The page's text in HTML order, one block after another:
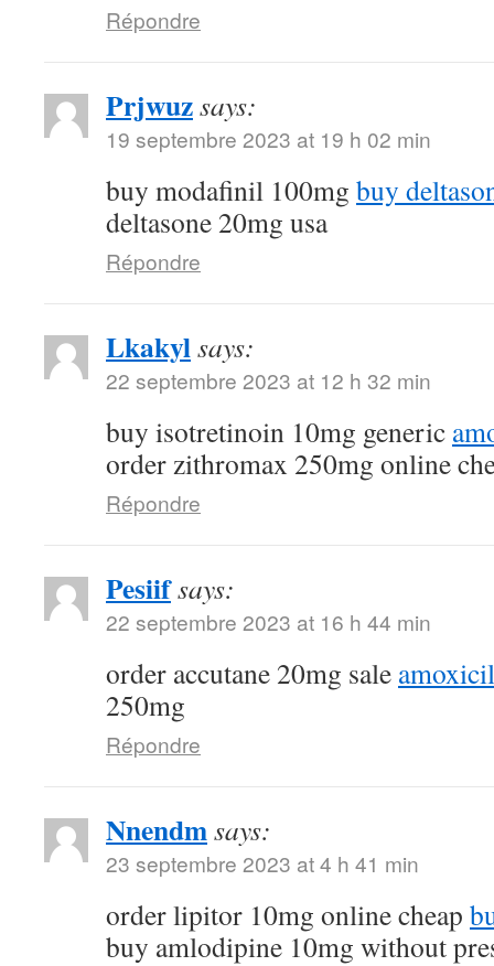
Répondre
Prjwuzsays:
19 septembre 2023 at 19 h 02 min
buy modafinil 100mg buy
deltasone 20mg usa
Répondre
Lkakylsays:
22 septembre 2023 at 12 h 32 min
buy isotretinoin 10mg generic
order zithromax 250mg online
Répondre
Pesiifsays:
22 septembre 2023 at 16 h 44 min
order accutane 20mg sale
250mg
Répondre
Nnendmsays:
23 septembre 2023 at 4 h 41 min
order lipitor 10mg online cheap
buy amlodipine 10mg without